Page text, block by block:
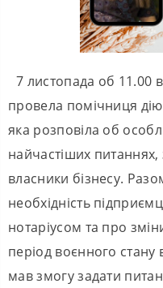
7 листопада об 11.00
провела помічниця
яка розповіла об
найчастіших
власники бізнесу.
необхідність
нотаріусом та про
період воєнного стану
мав змогу задати